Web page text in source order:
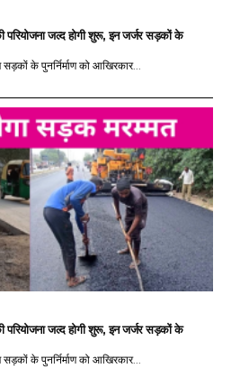
जल्द होगी शुरू, इन जर्जर सड़कों के
के पुनर्निर्माण को आखिरकार...
जल्द होगी शुरू, इन जर्जर सड़कों के
के पुनर्निर्माण को आखिरकार...